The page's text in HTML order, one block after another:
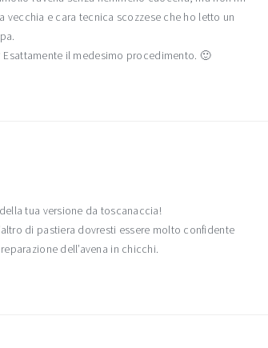
e cara tecnica scozzese che ho letto un
il medesimo procedimento. 🙂
tua versione da toscanaccia!
di pastiera dovresti essere molto confidente
dell’avena in chicchi.